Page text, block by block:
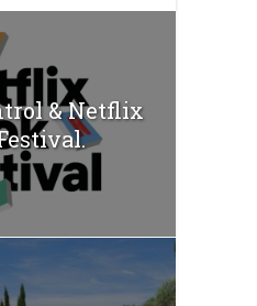
& Netflix